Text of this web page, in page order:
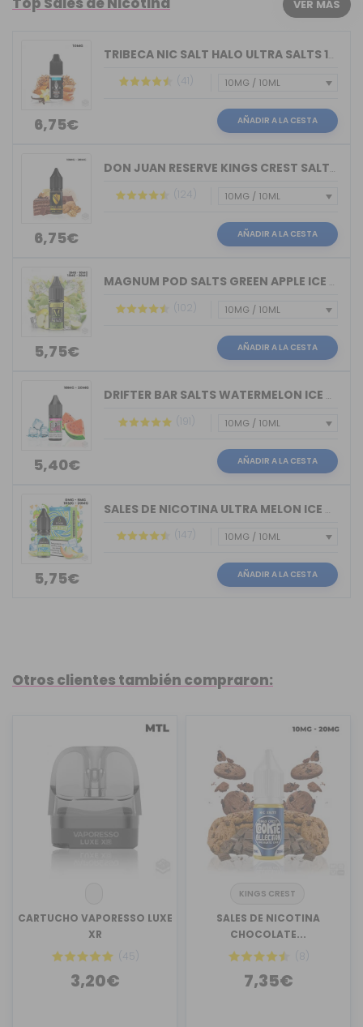
VER MÁS
6,75€
TRIBECA NIC SALT HALO ULTRA SALTS 10M...
(41)
AÑADIR A LA CESTA
6,75€
DON JUAN RESERVE KINGS CREST SALTS 10ML
(124)
AÑADIR A LA CESTA
5,75€
MAGNUM POD SALTS GREEN APPLE ICE 10ML
(102)
AÑADIR A LA CESTA
5,40€
DRIFTER BAR SALTS WATERMELON ICE JUIC...
(191)
AÑADIR A LA CESTA
5,75€
SALES DE NICOTINA ULTRA MELON ICE BAR...
(147)
AÑADIR A LA CESTA
Otros clientes también compraron:
CARTUCHO VAPORESSO LUXE
XR
(45)
3,20€
KINGS CREST
SALES DE NICOTINA
CHOCOLATE...
(8)
7,35€